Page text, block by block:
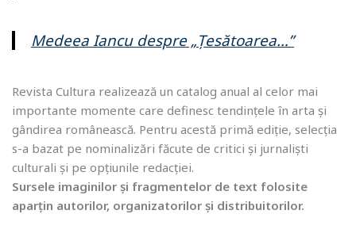
Medeea Iancu despre „Țesătoarea…”
Revista Cultura realizează un catalog anual al celor mai
importante momente care definesc tendințele în arta și
gândirea românească. Pentru acestă primă ediție, selecția
s-a bazat pe nominalizări făcute de critici și jurnaliști
culturali și pe opțiunile redacției.
Sursele imaginilor și fragmentelor de text folosite
aparțin autorilor, organizatorilor și distribuitorilor.